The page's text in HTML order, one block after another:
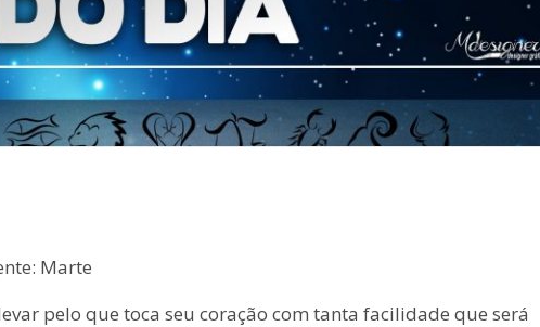
Marte
pelo que toca seu coração com tanta facilidade que será